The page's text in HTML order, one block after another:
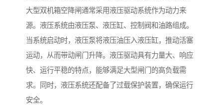
大型双机箱空降闸通常采用液压驱动系统作为动力来
源。液压系统由液压泵、液压缸、控制阀和油路组成。
当系统启动时，液压泵将液压油压入液压缸，推动活塞
运动，从而带动闸门升降。液压驱动具有力量大、响应
快、运行平稳的特点，能够满足大型闸门的高负载需
求。同时，液压系统还配备了过载保护装置，确保运行
安全。